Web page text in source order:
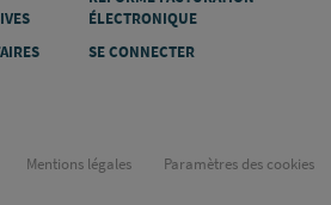
ÉLECTRONIQUE
SE CONNECTER
Mentions légales Paramètres des cookies